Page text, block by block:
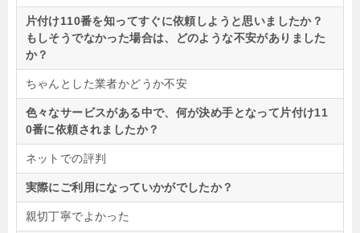
片付け110番を知ってすぐに依頼しようと思いましたか？
もしそうでなかった場合は、どのような不安がありました
か？
ちゃんとした業者かどうか不安
色々なサービスがある中で、何が決め手となって片付け11
0番に依頼されましたか？
ネットでの評判
実際にご利用になっていかがでしたか？
親切丁寧でよかった